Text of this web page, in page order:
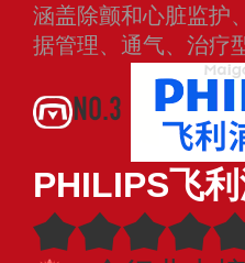
涵盖除颤和心脏监护
据管理、通气、治疗
NO.3
PHILIPS飞